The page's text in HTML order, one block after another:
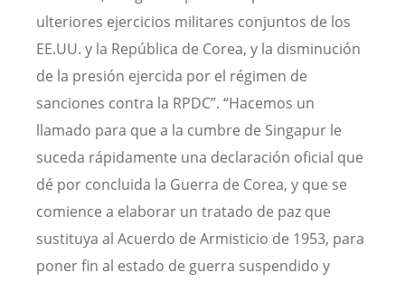
ulteriores ejercicios militares conjuntos de los
EE.UU. y la República de Corea, y la disminución
de la presión ejercida por el régimen de
sanciones contra la RPDC”. “Hacemos un
llamado para que a la cumbre de Singapur le
suceda rápidamente una declaración oficial que
dé por concluida la Guerra de Corea, y que se
comience a elaborar un tratado de paz que
sustituya al Acuerdo de Armisticio de 1953, para
poner fin al estado de guerra suspendido y